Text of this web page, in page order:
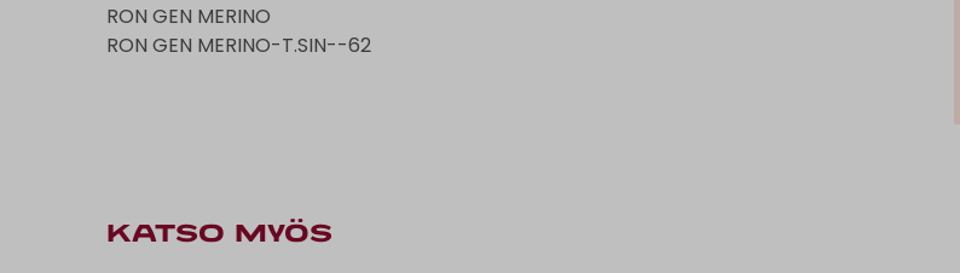
RON GEN MERINO
RON GEN MERINO-T.SIN--62
KATSO MYÖS